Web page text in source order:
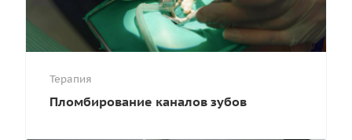
Терапия
Пломбирование каналов зубов